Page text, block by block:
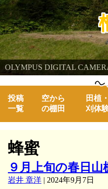
OLYMPUS DIGITAL
～美しい棚田の自然と古代米
棚田・里山・古代米・鮒プロ
投稿
一覧
空から
の棚田
田植
刈体
蜂蜜
９月上旬の春日
岩井 章洋 | 2024年9月7日